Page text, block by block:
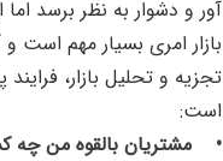
آور و دشوار به نظر برسد
بازار امری بسیار مهم
تجزیه و تحلیل بازار،
است:
• مشتریان بالقوه من چه